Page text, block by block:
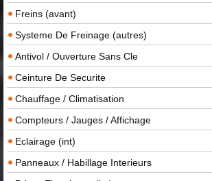
Freins (avant)
Systeme De Freinage (autres)
Antivol / Ouverture Sans Cle
Ceinture De Securite
Chauffage / Climatisation
Compteurs / Jauges / Affichage
Eclairage (int)
Panneaux / Habillage Interieurs